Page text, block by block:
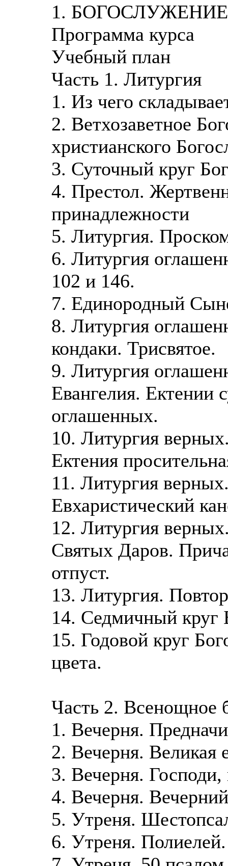
1.
Программа курса
Учебный план
Часть 1. Литургия
1. Из чего
2. Ветхозаветное
христианского
3. Суточный круг
4. Престол.
принадлежности
5. Литургия.
6. Литургия
102 и 146.
7. Единородный
8. Литургия
кондаки. Трисвятое.
9. Литургия
Евангелия. Ектении
оглашенных.
10. Литургия
Ектения
11. Литургия
Евхаристический
12. Литургия
Святых Даров.
отпуст.
13. Литургия.
14. Седмичный круг
15. Годовой круг
цвета.
Часть 2. Всенощное
1. Вечерня.
2. Вечерня. Великая
3. Вечерня. Господи,
4. Вечерня.
5. Утреня.
6. Утреня.